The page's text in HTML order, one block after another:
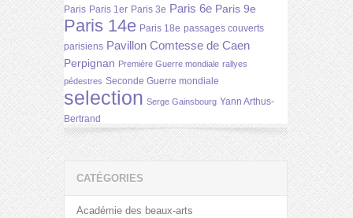
Paris Paris 1er Paris 3e Paris 6e Paris 9e
Paris 14e Paris 18e passages couverts
parisiens Pavillon Comtesse de Caen
Perpignan Première Guerre mondiale rallyes
pédestres Seconde Guerre mondiale
selection Serge Gainsbourg Yann Arthus-
Bertrand
CATÉGORIES
Académie des beaux-arts